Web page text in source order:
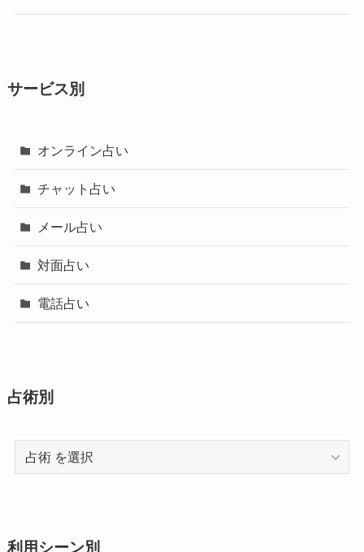
サービス別
オンライン占い
チャット占い
メール占い
対面占い
電話占い
占術別
術
利用シーン別